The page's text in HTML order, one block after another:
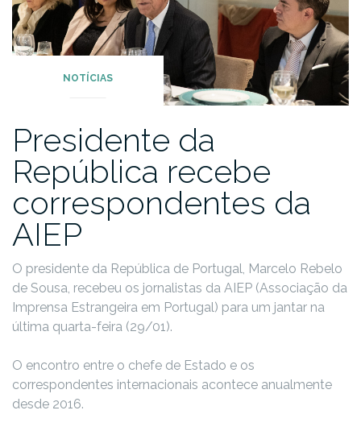
NOTÍCIAS
Presidente da
República recebe
correspondentes da
AIEP
O presidente da República de Portugal, Marcelo Rebelo
de Sousa, recebeu os jornalistas da AIEP (Associação da
Imprensa Estrangeira em Portugal) para um jantar na
última quarta-feira (29/01).
O encontro entre o chefe de Estado e os
correspondentes internacionais acontece anualmente
desde 2016.